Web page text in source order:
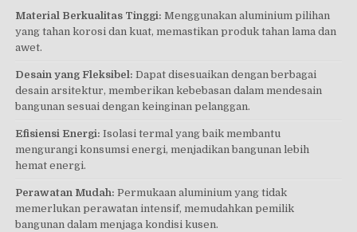
Material Berkualitas Tinggi: Menggunakan aluminium pilihan
yang tahan korosi dan kuat, memastikan produk tahan lama dan
awet.
Desain yang Fleksibel: Dapat disesuaikan dengan berbagai
desain arsitektur, memberikan kebebasan dalam mendesain
bangunan sesuai dengan keinginan pelanggan.
Efisiensi Energi: Isolasi termal yang baik membantu
mengurangi konsumsi energi, menjadikan bangunan lebih
hemat energi.
Perawatan Mudah: Permukaan aluminium yang tidak
memerlukan perawatan intensif, memudahkan pemilik
bangunan dalam menjaga kondisi kusen.